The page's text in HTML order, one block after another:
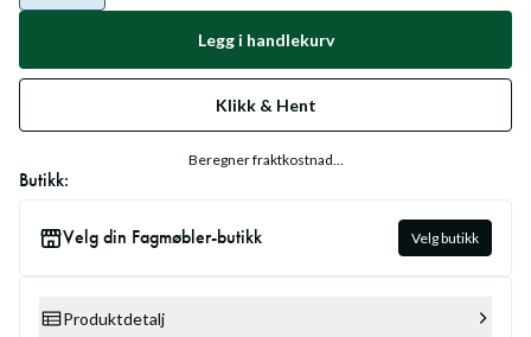
Legg i handlekurv
Klikk & Hent
Beregner fraktkostnad...
Butikk:
Velg din Fagmøbler-butikk Velg butikk
Produktdetalj